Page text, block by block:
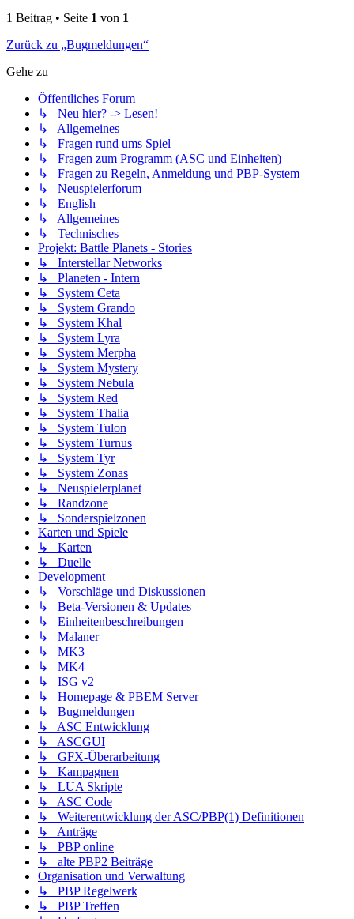
1 Beitrag • Seite 1 von 1
Zurück zu „Bugmeldungen“
Gehe zu
Öffentliches Forum
↳ Neu hier? -> Lesen!
↳ Allgemeines
↳ Fragen rund ums Spiel
↳ Fragen zum Programm (ASC und Einheiten)
↳ Fragen zu Regeln, Anmeldung und PBP-System
↳ Neuspielerforum
↳ English
↳ Allgemeines
↳ Technisches
Projekt: Battle Planets - Stories
↳ Interstellar Networks
↳ Planeten - Intern
↳ System Ceta
↳ System Grando
↳ System Khal
↳ System Lyra
↳ System Merpha
↳ System Mystery
↳ System Nebula
↳ System Red
↳ System Thalia
↳ System Tulon
↳ System Turnus
↳ System Tyr
↳ System Zonas
↳ Neuspielerplanet
↳ Randzone
↳ Sonderspielzonen
Karten und Spiele
↳ Karten
↳ Duelle
Development
↳ Vorschläge und Diskussionen
↳ Beta-Versionen & Updates
↳ Einheitenbeschreibungen
↳ Malaner
↳ MK3
↳ MK4
↳ ISG v2
↳ Homepage & PBEM Server
↳ Bugmeldungen
↳ ASC Entwicklung
↳ ASCGUI
↳ GFX-Überarbeitung
↳ Kampagnen
↳ LUA Skripte
↳ ASC Code
↳ Weiterentwicklung der ASC/PBP(1) Definitionen
↳ Anträge
↳ PBP online
↳ alte PBP2 Beiträge
Organisation und Verwaltung
↳ PBP Regelwerk
↳ PBP Treffen